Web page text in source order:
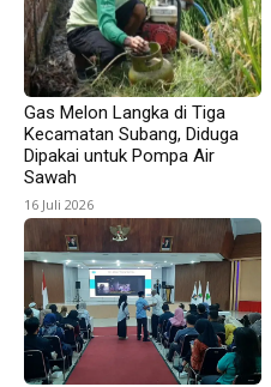
Gas Melon Langka di Tiga
Kecamatan Subang, Diduga
Dipakai untuk Pompa Air
Sawah
16 Juli 2026